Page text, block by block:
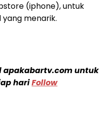
(iphone), untuk
menarik.
apakabartv.com untuk
hariFollow